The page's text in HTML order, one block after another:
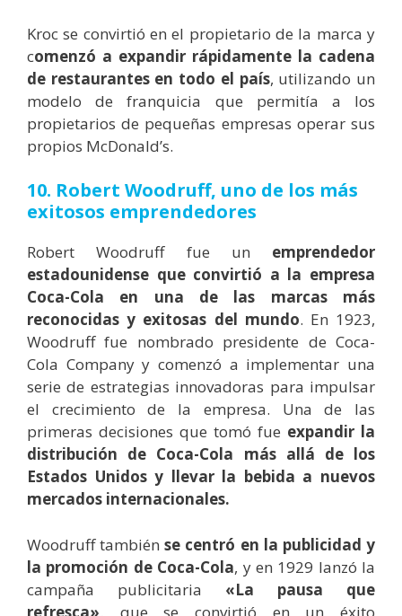
Kroc se convirtió en el propietario de la marca y
comenzó a expandir rápidamente la cadena
de restaurantes en todo el país, utilizando un
modelo de franquicia que permitía a los
propietarios de pequeñas empresas operar sus
propios McDonald’s.
10. Robert Woodruff, uno de los más
exitosos emprendedores
Robert Woodruff fue un emprendedor
estadounidense que convirtió a la empresa
Coca-Cola en una de las marcas más
reconocidas y exitosas del mundo. En 1923,
Woodruff fue nombrado presidente de Coca-
Cola Company y comenzó a implementar una
serie de estrategias innovadoras para impulsar
el crecimiento de la empresa. Una de las
primeras decisiones que tomó fue expandir la
distribución de Coca-Cola más allá de los
Estados Unidos y llevar la bebida a nuevos
mercados internacionales.
Woodruff tambiénse centró en la publicidad y
la promoción de Coca-Cola, y en 1929 lanzó la
campaña publicitaria «La pausa que
refresca», que se convirtió en un éxito